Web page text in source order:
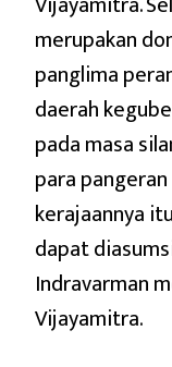
merupakan
panglima
daerah
pada masa
para
kerajaannya
dapat
Indravarman
Vijayamitra.